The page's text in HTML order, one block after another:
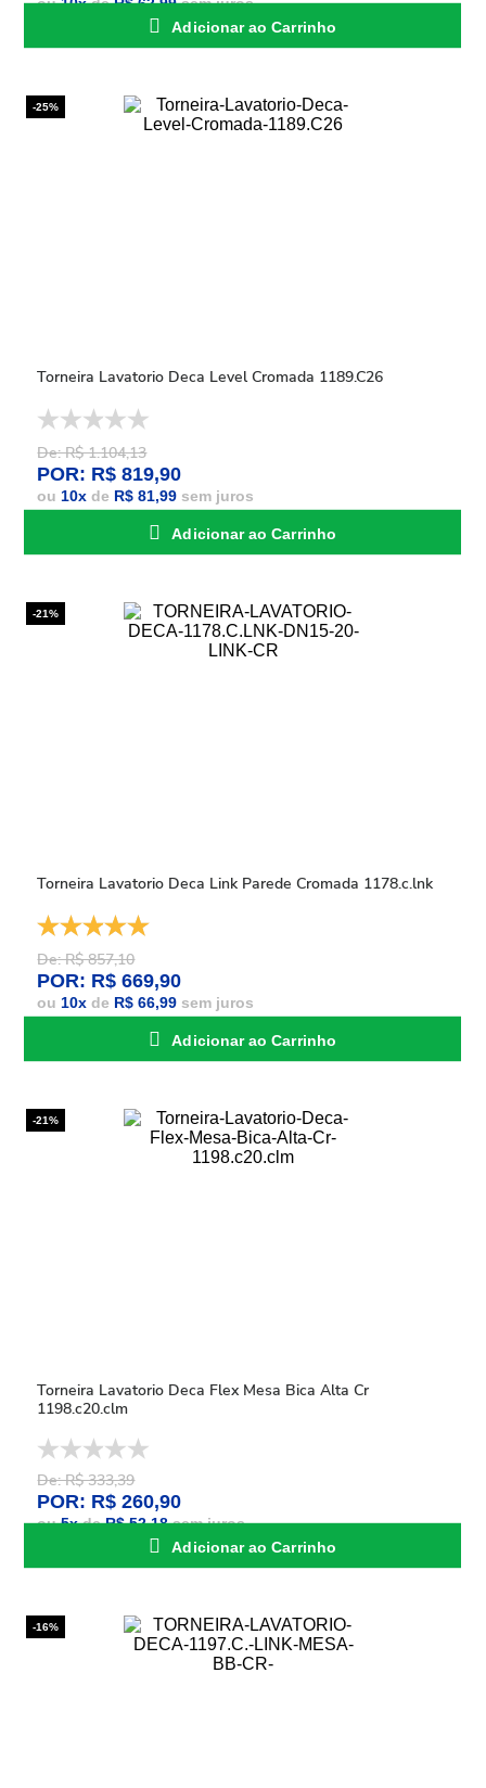
Adicionar ao Carrinho
-25%
Torneira Lavatorio Deca Level Cromada 1189.C26
De: R$ 1.104,13
POR: R$ 819,90
ou 10x de R$ 81,99 sem juros
Adicionar ao Carrinho
-21%
Torneira Lavatorio Deca Link Parede Cromada 1178.c.lnk
De: R$ 857,10
POR: R$ 669,90
ou 10x de R$ 66,99 sem juros
Adicionar ao Carrinho
-21%
Torneira Lavatorio Deca Flex Mesa Bica Alta Cr
1198.c20.clm
De: R$ 333,39
POR: R$ 260,90
ou5xdeR$ 52,18sem juros
Adicionar ao Carrinho
-16%